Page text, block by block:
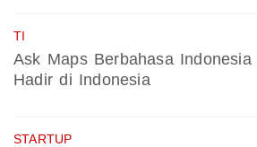
TI
Ask Maps Berbahasa Indonesia
Hadir di Indonesia
STARTUP